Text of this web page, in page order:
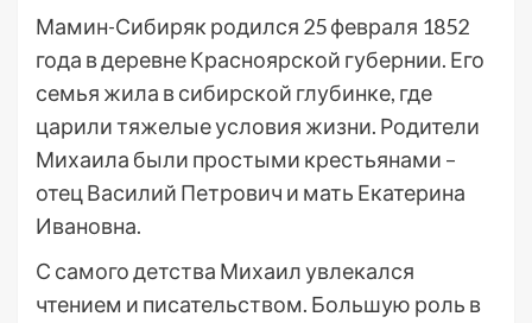
Мамин-Сибиряк родился 25 февраля 1852
года в деревне Красноярской губернии. Его
семья жила в сибирской глубинке, где
царили тяжелые условия жизни. Родители
Михаила были простыми крестьянами –
отец Василий Петрович и мать Екатерина
Ивановна.
С самого детства Михаил увлекался
чтением и писательством. Большую роль в